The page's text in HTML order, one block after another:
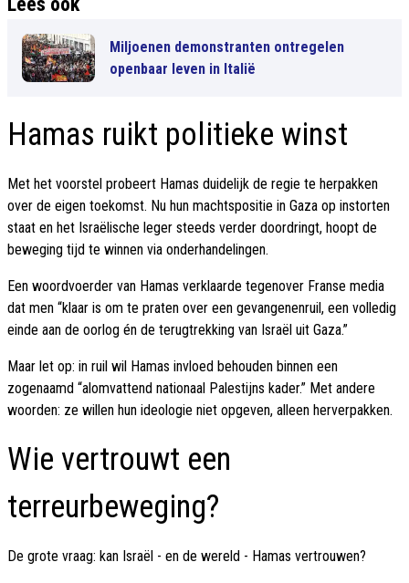
Miljoenen demonstranten ontregelen
openbaar leven in Italië
Hamas ruikt politieke winst
Met het voorstel probeert Hamas duidelijk de regie te herpakken
over de eigen toekomst. Nu hun machtspositie in Gaza op instorten
staat en het Israëlische leger steeds verder doordringt, hoopt de
beweging tijd te winnen via onderhandelingen.
Een woordvoerder van Hamas verklaarde tegenover Franse media
dat men “klaar is om te praten over een gevangenenruil, een volledig
einde aan de oorlog én de terugtrekking van Israël uit Gaza.”
Maar let op: in ruil wil Hamas invloed behouden binnen een
zogenaamd “alomvattend nationaal Palestijns kader.” Met andere
woorden: ze willen hun ideologie niet opgeven, alleen herverpakken.
Wie vertrouwt een
terreurbeweging?
De grote vraag: kan Israël - en de wereld - Hamas vertrouwen?